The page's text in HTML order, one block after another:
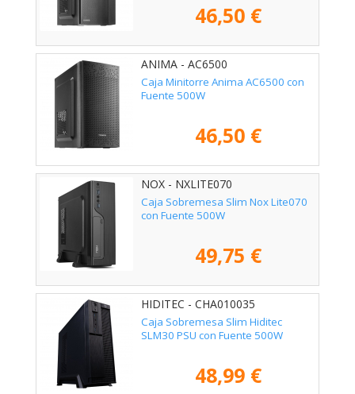
46,50 €
ANIMA - AC6500
Caja Minitorre Anima AC6500 con
Fuente 500W
46,50 €
NOX - NXLITE070
Caja Sobremesa Slim Nox Lite070
con Fuente 500W
49,75 €
HIDITEC - CHA010035
Caja Sobremesa Slim Hiditec
SLM30 PSU con Fuente 500W
48,99 €